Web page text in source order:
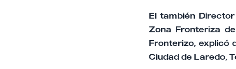
El también
Zona Fronteriza
Fronterizo, explicó
Ciudad de Laredo,